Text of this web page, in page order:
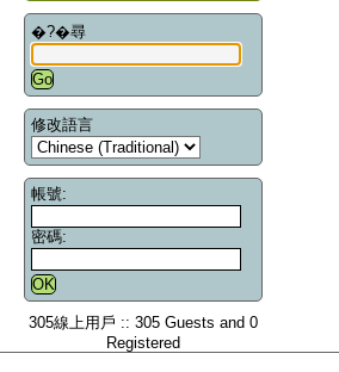
�?�尋
修改語言
帳號:
密碼:
305線上用戶 :: 305 Guests and 0
Registered